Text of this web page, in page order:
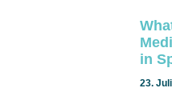
in
23.